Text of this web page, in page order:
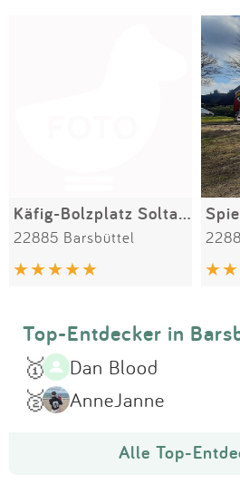
Käfig-Bolzplatz Soltausredder
22885 Barsbüttel
Top-Entdecker in
🥇 Dan Blood
🥈 AnneJanne
Alle Top-